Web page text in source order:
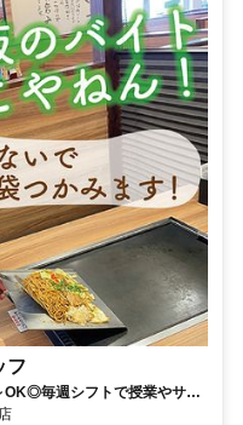
フ
毎週シフトで授業やサー
になるかも♪